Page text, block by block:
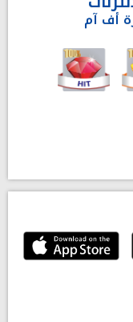
أف آم